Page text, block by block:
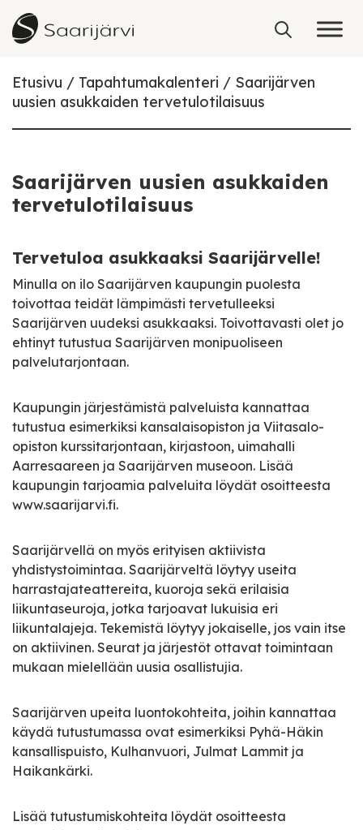
Skip to content
Etusivu Tapahtumakalenteri
Saarijärven
uusien asukkaiden tervetulotilaisuus
Saarijärven uusien asukkaiden
tervetulotilaisuus
Tervetuloa asukkaaksi Saarijärvelle!
Minulla on ilo Saarijärven kaupungin puolesta
toivottaa teidät lämpimästi tervetulleeksi
Saarijärven uudeksi asukkaaksi. Toivottavasti olet jo
ehtinyt tutustua Saarijärven monipuoliseen
palvelutarjontaan.
Kaupungin järjestämistä palveluista kannattaa
tutustua esimerkiksi kansalaisopiston ja Viitasalo-
opiston kurssitarjontaan, kirjastoon, uimahalli
Aarresaareen ja Saarijärven museoon. Lisää
kaupungin tarjoamia palveluita löydät osoitteesta
www.saarijarvi.fi.
Saarijärvellä on myös erityisen aktiivista
yhdistystoimintaa. Saarijärveltä löytyy useita
harrastajateattereita, kuoroja sekä erilaisia
liikuntaseuroja, jotka tarjoavat lukuisia eri
liikuntalajeja. Tekemistä löytyy jokaiselle, jos vain itse
on aktiivinen. Seurat ja järjestöt ottavat toimintaan
mukaan mielellään uusia osallistujia.
Saarijärven upeita luontokohteita, joihin kannattaa
käydä tutustumassa ovat esimerkiksi Pyhä-Häkin
kansallispuisto, Kulhanvuori, Julmat Lammit ja
Haikankärki.
Lisää tutustumiskohteita löydät osoitteesta